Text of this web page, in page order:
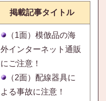
掲載記事タイトル
（1面）模倣品の海
外インターネット通販
にご注意！
（2面）配線器具に
よる事故に注意！